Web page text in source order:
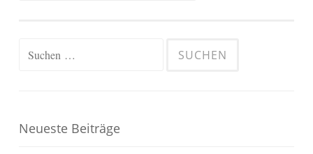
Suchen
Neueste Beiträge